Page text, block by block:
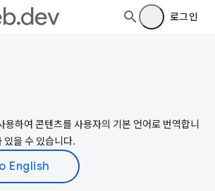
로그인
하여 콘텐츠를 사용자의 기본 언어로 번역합니
있을 수 있습니다.